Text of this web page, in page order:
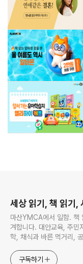
세상 읽기, 책 읽기,
마산YMCA에서 일함. 책
겨합니다. 대안교육, 주민
학, 채식과 바른 먹거리,
http://구독하기